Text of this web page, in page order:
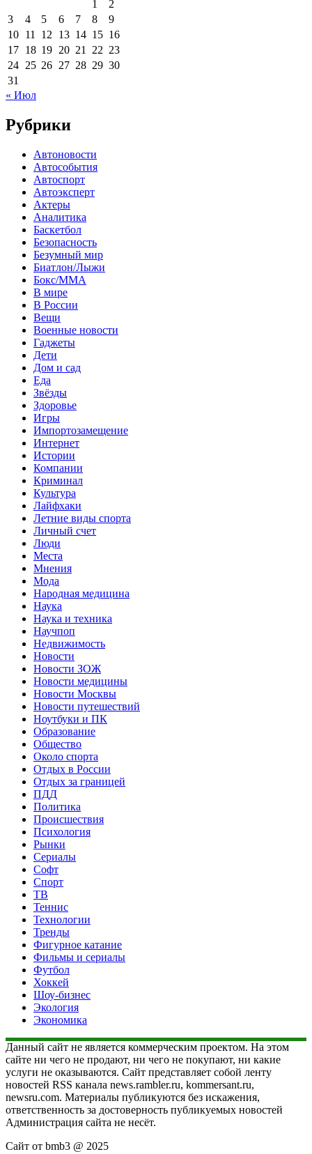
1
2
3
4 5 6 7 8
9
10 11 12 13 14 15 16
17 18 19 20 21 22 23
24 25 26 27 28 29 30
31
« Июл
Рубрики
Автоновости
Автособытия
Автоспорт
Автоэксперт
Актеры
Аналитика
Баскетбол
Безопасность
Безумный мир
Биатлон/Лыжи
Бокс/MMA
В мире
В России
Вещи
Военные новости
Гаджеты
Дети
Дом и сад
Еда
Звёзды
Здоровье
Игры
Импортозамещение
Интернет
Истории
Компании
Криминал
Культура
Лайфхаки
Летние виды спорта
Личный счет
Люди
Места
Мнения
Мода
Народная медицина
Наука
Наука и техника
Научпоп
Недвижимость
Новости
Новости ЗОЖ
Новости медицины
Новости Москвы
Новости путешествий
Ноутбуки и ПК
Образование
Общество
Около спорта
Отдых в России
Отдых за границей
ПДД
Политика
Происшествия
Психология
Рынки
Сериалы
Софт
Спорт
ТВ
Теннис
Технологии
Тренды
Фигурное катание
Фильмы и сериалы
Футбол
Хоккей
Шоу-бизнес
Экология
Экономика
Данный сайт не является коммерческим проектом. На этом
сайте ни чего не продают, ни чего не покупают, ни какие
услуги не оказываются. Сайт представляет собой ленту
новостей RSS канала news.rambler.ru, kommersant.ru,
newsru.com. Материалы публикуются без искажения,
ответственность за достоверность публикуемых новостей
Администрация сайта не несёт.
Сайт от bmb3 @ 2025